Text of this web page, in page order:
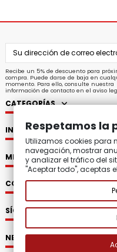
Recibe un 5% de descuento para
compra. Puede darse de baja en
momento. Para ello, consulte nuestra
información de contacto en el aviso
CATEGORÍAS
INFORMACIÓN
MI CUENTA
CONTACTO
SÍGUENOS
NEWSLETTER
Respetamos la
Utilizamos cookies para
navegación, mostrar
y analizar el tráfico del
"Aceptar todo", aceptas